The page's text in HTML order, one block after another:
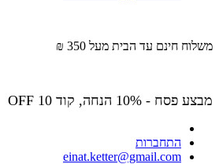
משלוח חינם עד הבית מעל 350 ₪
מבצע פסח - 10% הנחה, קוד OFF 10
התחברות
einat.ketter@gmail.com